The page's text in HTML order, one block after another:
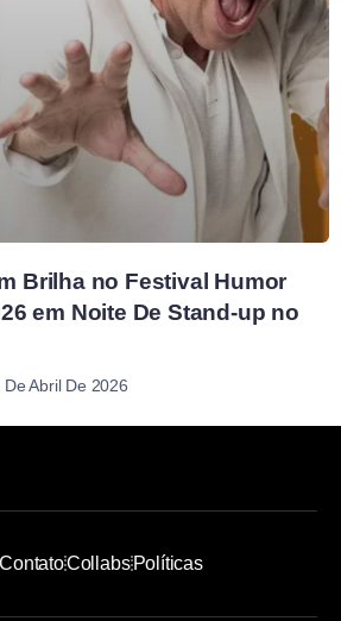
Brilha no Festival Humor
em Noite De Stand-up no
De Abril De 2026
ContatoCollabsPolíticas